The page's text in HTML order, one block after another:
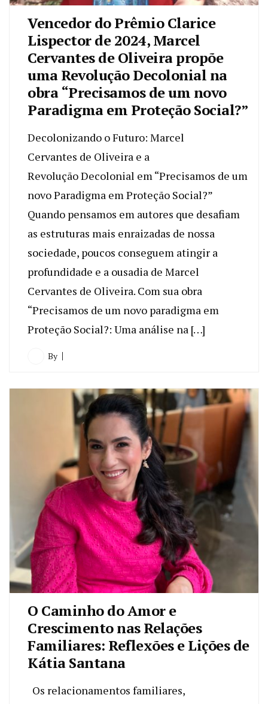
Vencedor do Prêmio Clarice
Lispector de 2024, Marcel
Cervantes de Oliveira propõe
uma Revolução Decolonial na
obra “Precisamos de um novo
Paradigma em Proteção Social?”
Decolonizando o Futuro: Marcel
Cervantes de Oliveira e a
Revolução Decolonial em “Precisamos de um
novo Paradigma em Proteção Social?”
Quando pensamos em autores que desafiam
as estruturas mais enraizadas de nossa
sociedade, poucos conseguem atingir a
profundidade e a ousadia de Marcel
Cervantes de Oliveira. Com sua obra
“Precisamos de um novo paradigma em
Proteção Social?: Uma análise na […]
By
O Caminho do Amor e
Crescimento nas Relações
Familiares: Reflexões e Lições de
Kátia Santana
Os relacionamentos familiares,